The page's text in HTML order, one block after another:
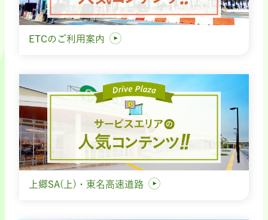
ETCのご利用案内
上郷SA(上)・東名高速道路